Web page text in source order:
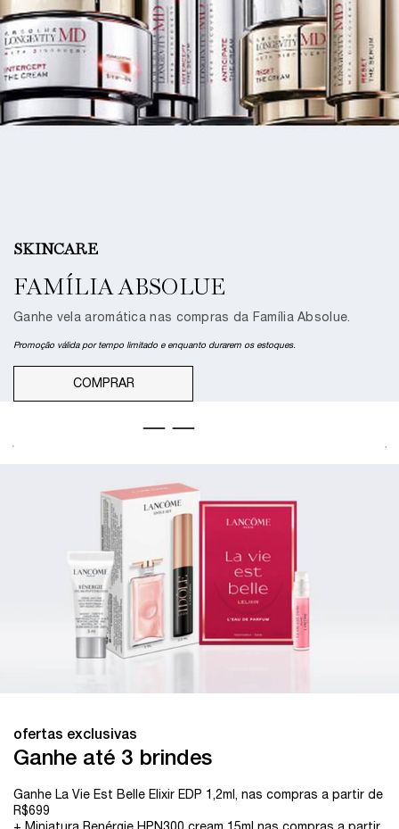
NOVO
IDÔLE PEACH'N ROSES
O novo pêssego inusitado de Idôle.Ganhe nécessaire
Roses
COMPRAR
ofertas exclusivas
Última Chance
Garanta seus produtos favoritos com até 20% de desconto